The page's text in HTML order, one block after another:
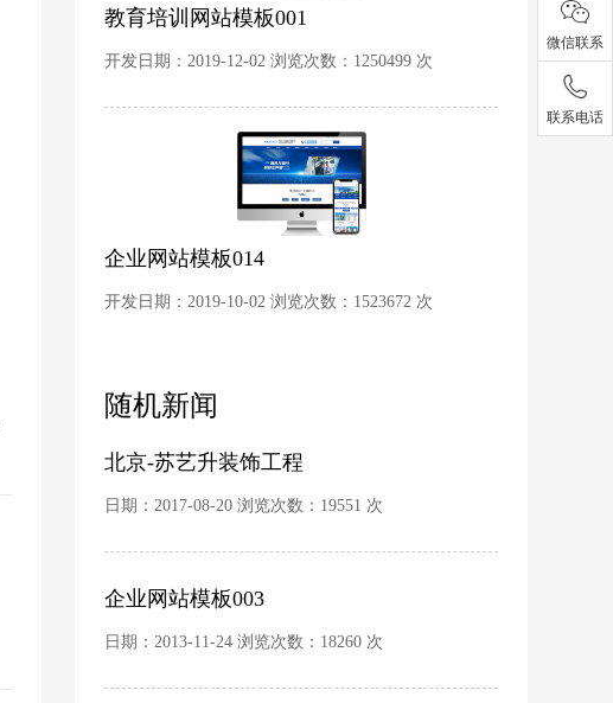
教育培训网站模板001
开发日期：2019-12-02 浏览次数：1250499 次
企业网站模板014
开发日期：2019-10-02 浏览次数：1523672 次
随机新闻
北京-苏艺升装饰工程
日期：2017-08-20 浏览次数：19551 次
企业网站模板003
日期：2013-11-24 浏览次数：18260 次
微信联系
联系电话